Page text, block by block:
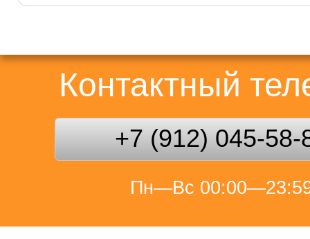
Контактный
+7 (912) 045-58-
Пн—Вс